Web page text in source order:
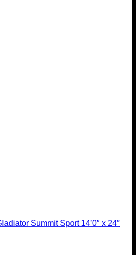
Summit Sport 14’0″ x 24″